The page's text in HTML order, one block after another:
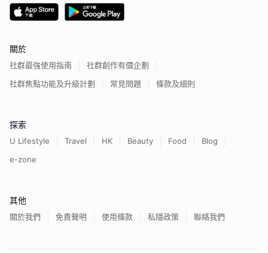
關於
社群最強使用指南
社群創作有價企劃
社群焦點功能及升級計劃
常見問題 條款及細則
探索
U Lifestyle Travel HK Beauty Food
Blog
e-zone
其他
關於我們 免責聲明 使用條款 私隱政策 聯絡我們